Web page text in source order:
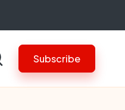
Subscribe